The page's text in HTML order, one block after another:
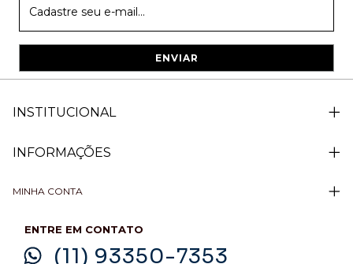
INSTITUCIONAL
INFORMAÇÕES
MINHA CONTA
ENTRE EM CONTATO
(11) 93350-7353